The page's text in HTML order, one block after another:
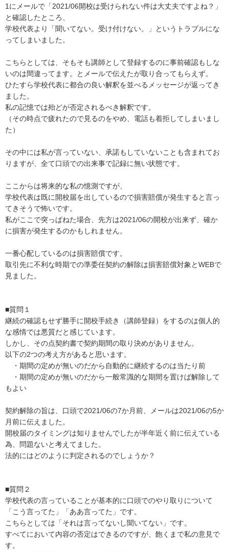
1にメールで「2021/06開校は受けられない件は大丈夫ですよね？」
と確認したところ、
学校代表より「聞いてない。受け付けない。」というトラブルにな
ってしまいました。
こちらとしては、そもそも講師として登録するのに事前確認もしな
いのは間違ってます。とメールで伝えたが取り合ってもらえず。
ひたすら学校代表に都合の良い解釈を並べるメッセージが返ってき
ました。
私の記憶では殆どが否定されるべき解釈です。
（その時点で疲れたので見るのをやめ、電話も着拒してしまいまし
た）
その中には私が言っていない、承諾もしていないことも含まれてお
りますが、全て口頭での出来事で記録に無い状態です。
ここからは将来的な私の憶測ですが、
学校代表は既に開校届を出しているので損害賠償が発生すると言っ
てきそうで怖いです。
私がここで突っぱねた場合、先方は2021/06の開校が出来ず、確か
に損害が発生するのかもしれません。
一番心配しているのは損害賠償です。
取引先に不利な時期での準委任契約の解除は損害賠償対象とWEBで
見ました。
■質問１
継続の確認もせず勝手に開校手続き（講師登録）をするのは個人的
な感情では悪質だと感じています。
しかし、その点契約書で契約期間の取り決めがありません。
以下の2つの考え方があると思います。
・期間の定めが無いのだから自動的に継続するのは当たり前
・期間の定めが無いのだから一般常識的な期間を置けば解除して
もよい
契約解除の旨は、口頭で2021/06の7か月前、メールは2021/06の5か
月前に伝えました。
開校届のタイミングは知りませんでしたが半年近く前に伝えている
為、問題ないと考えてました。
法的にはどのように判定されるのでしょうか？
■質問２
学校代表の言っていることが基本的に口頭でのやり取りについて
「こう言ってた」「ああ言ってた」です。
こちらとしては「それは言ってないし聞いてない」です。
すべてにおいて内容の否定はできるのですが、飽くまで私の意見で
す。